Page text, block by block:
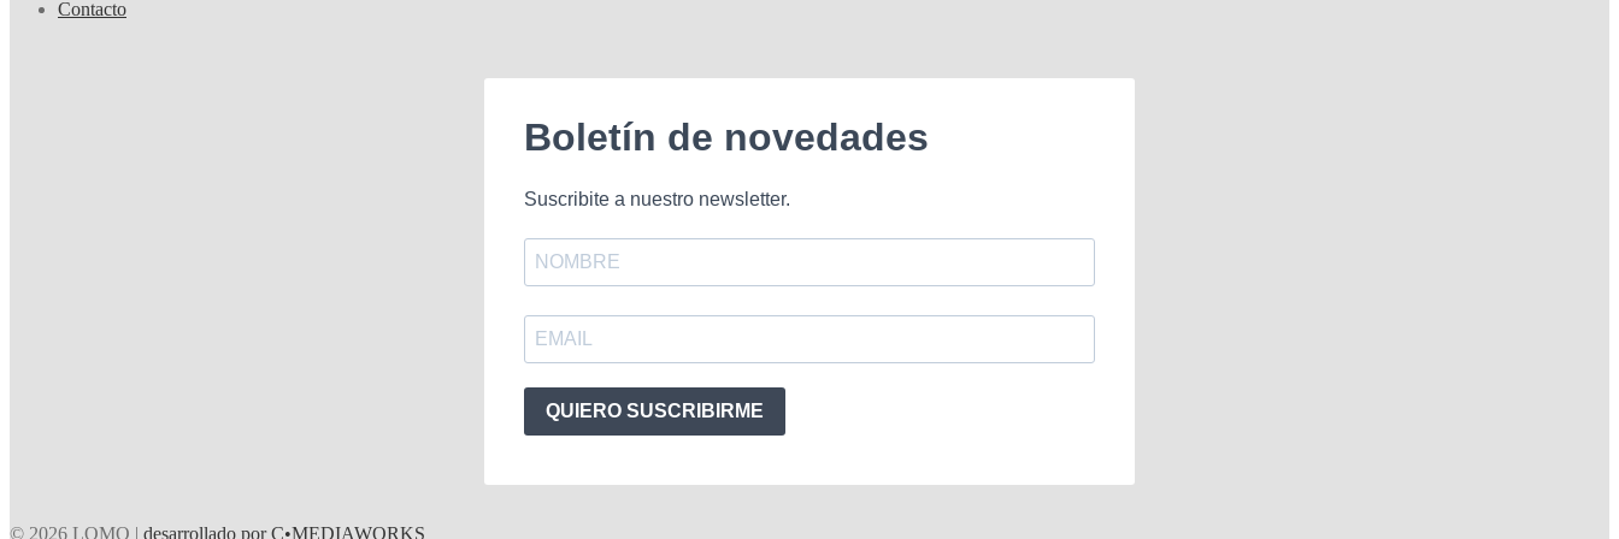
Contacto
Boletín de novedades
Suscribite a nuestro newsletter.
QUIERO SUSCRIBIRME
© 2026 LOMO | desarrollado por C•MEDIAWORKS